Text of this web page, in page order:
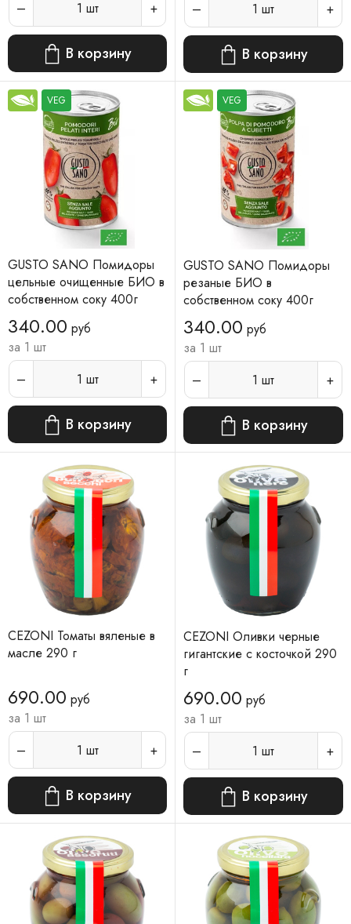
1 шт
В корзину
1 шт
В корзину
VEG
GUSTO SANO Помидоры
цельные очищенные БИО в
собственном соку 400г
340.00 руб
за 1 шт
1 шт
В корзину
VEG
GUSTO SANO Помидоры
резаные БИО в
собственном соку 400г
340.00 руб
за 1 шт
1 шт
В корзину
CEZONI Томаты вяленые в
масле 290 г
690.00 руб
за 1 шт
1 шт
В корзину
CEZONI Оливки черные
гигантские с косточкой 290
г
690.00 руб
за 1 шт
1 шт
В корзину